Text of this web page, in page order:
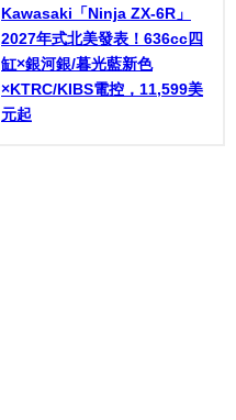
Kawasaki「Ninja ZX-6R」
2027年式北美發表！636cc四
缸×銀河銀/暮光藍新色
×KTRC/KIBS電控，11,599美
元起